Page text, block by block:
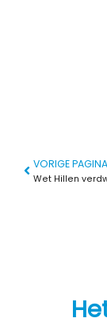
VORIGE PAGINA